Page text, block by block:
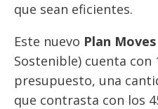
que sean eficientes.
Este nuevo Plan Moves
Sostenible) cuenta con
presupuesto, una
que contrasta con los